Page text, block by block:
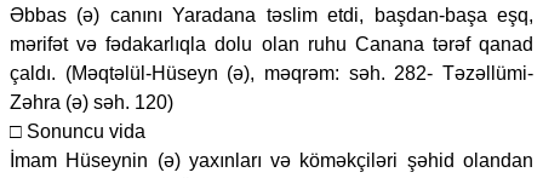
Əbbas (ə) canını Yaradana təslim etdi, başdan-başa eşq,
mərifət və fədakarlıqla dolu olan ruhu Canana tərəf qanad
çaldı. (Məqtəlül-Hüseyn (ə), məqrəm: səh. 282- Təzəllümi-
Zəhra (ə) səh. 120)
□ Sonuncu vida
İmam Hüseynin (ə) yaxınları və köməkçiləri şəhid olandan